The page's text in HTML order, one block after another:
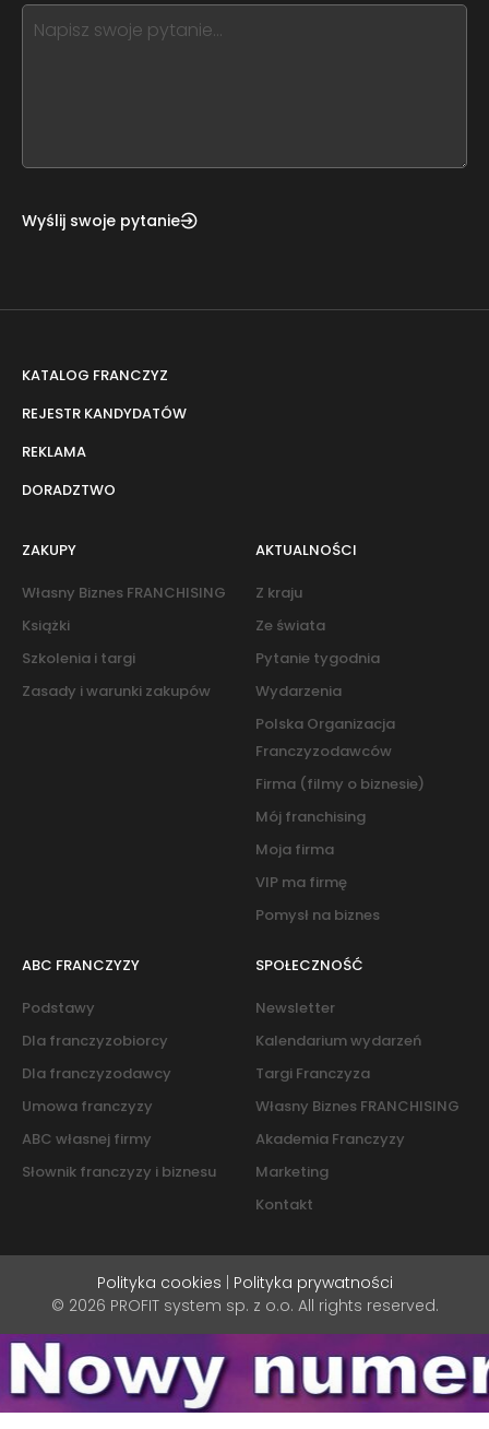
this,
leave
Wyślij swoje pytanie
KATALOG FRANCZYZ
REJESTR KANDYDATÓW
REKLAMA
DORADZTWO
ZAKUPY
Własny Biznes FRANCHISING
Książki
Szkolenia i targi
Zasady i warunki zakupów
AKTUALNOŚCI
Z kraju
Ze świata
Pytanie tygodnia
Wydarzenia
Polska Organizacja
Franczyzodawców
Firma (filmy o biznesie)
Mój franchising
Moja firma
VIP ma firmę
Pomysł na biznes
ABC FRANCZYZY
Podstawy
Dla franczyzobiorcy
Dla franczyzodawcy
Umowa franczyzy
ABC własnej firmy
Słownik franczyzy i biznesu
SPOŁECZNOŚĆ
Newsletter
Kalendarium wydarzeń
Targi Franczyza
Własny Biznes FRANCHISING
Akademia Franczyzy
Marketing
Kontakt
Polityka cookies
Polityka prywatności
© 2026 PROFIT system sp. z o.o. All rights reserved.